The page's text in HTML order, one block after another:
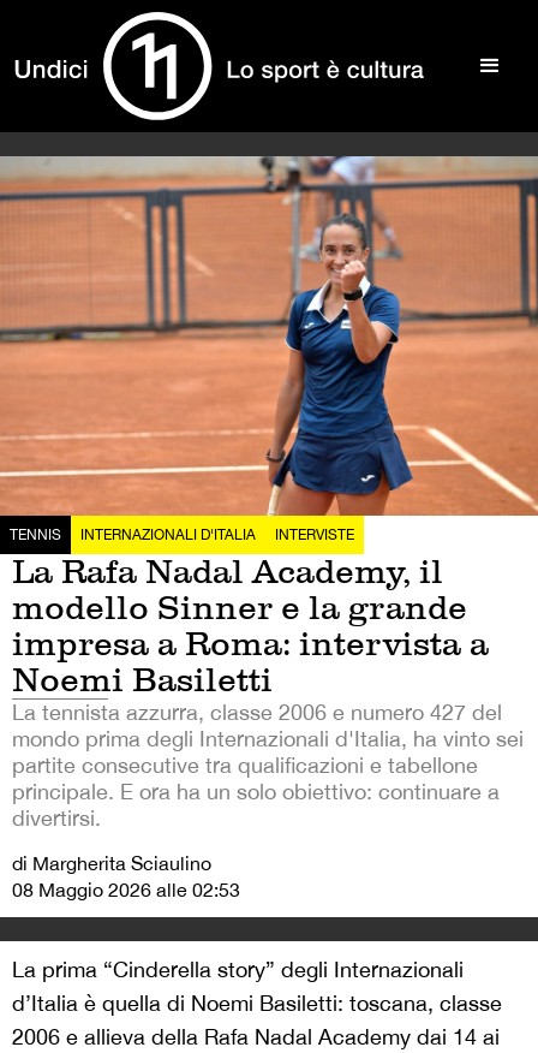
TENNIS INTERNAZIONALI D'ITALIA INTERVISTE
La Rafa Nadal Academy, il
modello Sinner e la grande
impresa a Roma: intervista a
Noemi Basiletti
La tennista azzurra, classe 2006 e numero 427 del
mondo prima degli Internazionali d'Italia, ha vinto sei
partite consecutive tra qualificazioni e tabellone
principale. E ora ha un solo obiettivo: continuare a
divertirsi.
di Margherita Sciaulino
08 Maggio 2026 alle 02:53
La prima “Cinderella story” degli Internazionali
d’Italia è quella di Noemi Basiletti: toscana, classe
2006 e allieva della Rafa Nadal Academy dai 14 ai